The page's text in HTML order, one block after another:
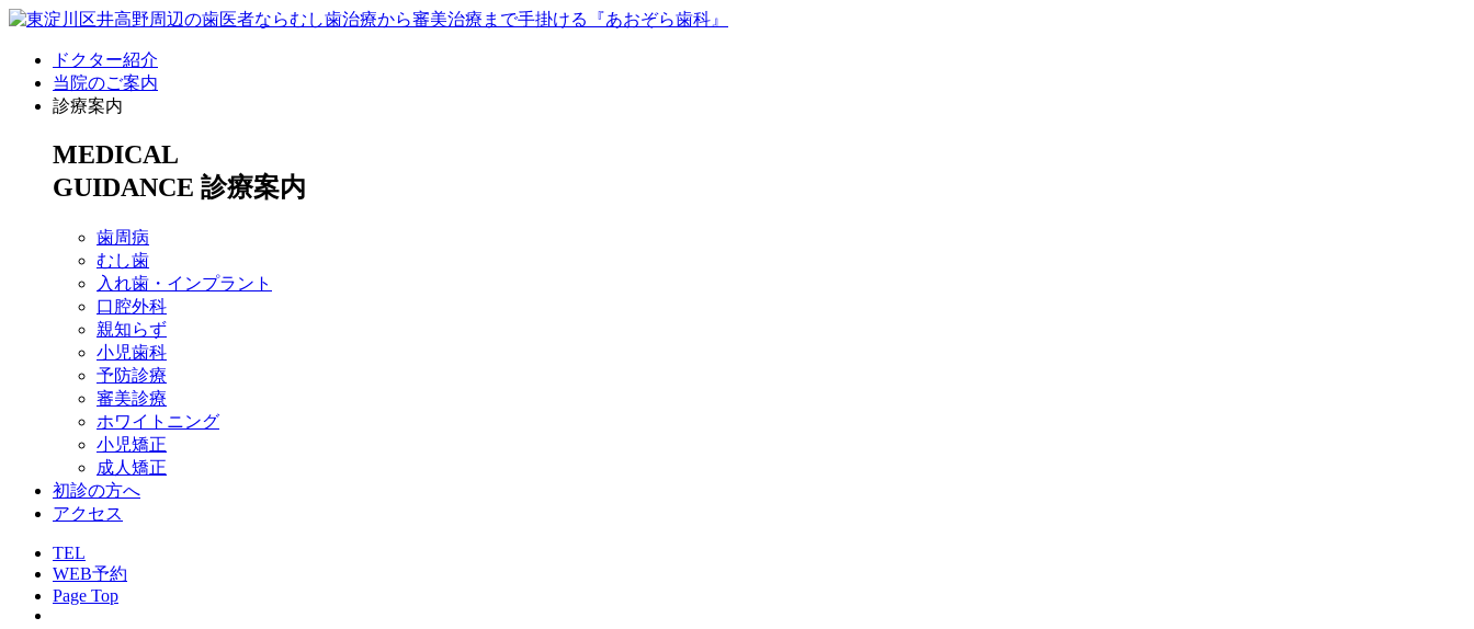
ドクター紹介
当院のご案内
診療案内
MEDICAL
GUIDANCE 診療案内
歯周病
むし歯
入れ歯・インプラント
口腔外科
親知らず
小児歯科
予防診療
審美診療
ホワイトニング
小児矯正
成人矯正
初診の方へ
アクセス
TEL
WEB予約
Page Top